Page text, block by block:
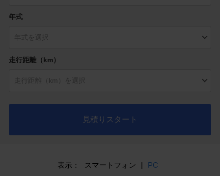
年式
走行距離（km）
見積りスタート
表示： スマートフォン | PC